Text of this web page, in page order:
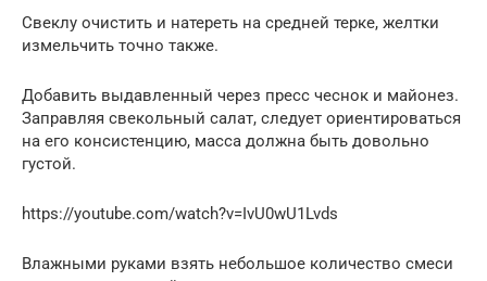
Свеклу очистить и натереть на средней терке, желтки
измельчить точно также.
Добавить выдавленный через пресс чеснок и майонез.
Заправляя свекольный салат, следует ориентироваться
на его консистенцию, масса должна быть довольно
густой.
https://youtube.com/watch?v=IvU0wU1Lvds
Влажными руками взять небольшое количество смеси